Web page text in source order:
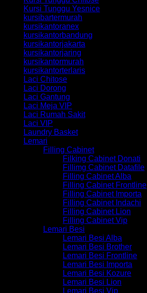
Kursi Tunggu Yesnice
kursibartermurah
kursikantoranex
kursikantorbandung
kursikantorjakarta
kursikantorjaring
kursikantormurah
kursikantorterlaris
Laci Chitose
Laci Dorong
Laci Gantung
Laci Meja VIP
Laci Rumah Sakit
Laci VIP
Laundry Basket
Lemari
Filling Cabinet
Filking Cabinet Donati
Fillimg Cabinet Datafile
Filling Cabinet Alba
Filling Cabinet Frontline
Filling Cabinet Importa
Filling Cabinet Indachi
Filling Cabinet Lion
Filling Cabinet Vip
Lemari Besi
Lemari Besi Alba
Lemari Besi Brother
Lemari Besi Frontline
Lemari Besi Importa
Lemari Besi Kozure
Lemari Besi Lion
Lemari Besi Vip